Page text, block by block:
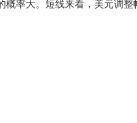
概率大。短线来看，美元调